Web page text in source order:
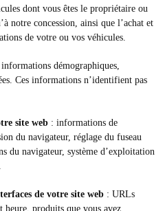
dont vous êtes le propriétaire ou
notre concession, ainsi que l’achat et
de votre ou vos véhicules.
démographiques,
Ces informations n’identifient pas
site web : informations de
du navigateur, réglage du fuseau
du navigateur, système d’exploitation
de votre site web : URLs
heure, produits que vous avez